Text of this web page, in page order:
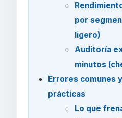
por
ligero)
Auditoría
minutos
Errores comunes
prácticas
Lo que